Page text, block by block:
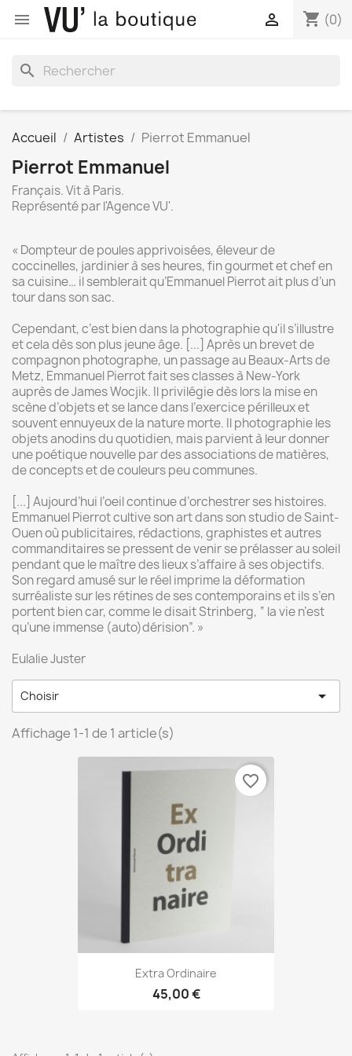
 shopping_cart (0)

search
Accueil Artistes Pierrot Emmanuel
Pierrot Emmanuel
Français. Vit à Paris.
Représenté par l'Agence VU'.
« Dompteur de poules apprivoisées, éleveur de
coccinelles, jardinier à ses heures, fin gourmet et chef en
sa cuisine… il semblerait qu’Emmanuel Pierrot ait plus d’un
tour dans son sac.
Cependant, c’est bien dans la photographie qu'il s’illustre
et cela dès son plus jeune âge. [...] Après un brevet de
compagnon photographe, un passage au Beaux-Arts de
Metz, Emmanuel Pierrot fait ses classes à New-York
auprès de James Wocjik. Il privilégie dès lors la mise en
scène d’objets et se lance dans l’exercice périlleux et
souvent ennuyeux de la nature morte. Il photographie les
objets anodins du quotidien, mais parvient à leur donner
une poétique nouvelle par des associations de matières,
de concepts et de couleurs peu communes.
[...] Aujourd’hui l’oeil continue d’orchestrer ses histoires.
Emmanuel Pierrot cultive son art dans son studio de Saint-
Ouen où publicitaires, rédactions, graphistes et autres
commanditaires se pressent de venir se prélasser au soleil
pendant que le maître des lieux s’affaire à ses objectifs.
Son regard amusé sur le réel imprime la déformation
surréaliste sur les rétines de ses contemporains et ils s’en
portent bien car, comme le disait Strinberg, “ la vie n’est
qu’une immense (auto)dérision”. »
Eulalie Juster
Choisir 
Affichage 1-1 de 1 article(s)
Extra Ordinaire
45,00 €
favorite_border